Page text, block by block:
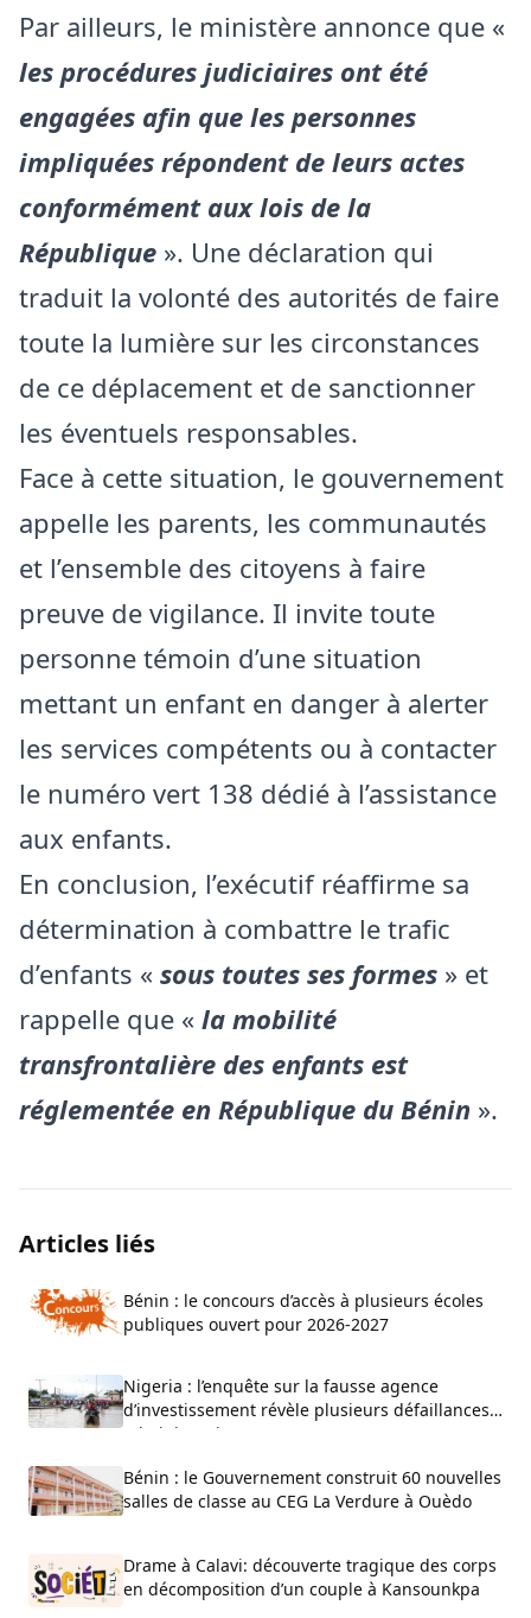
Par ailleurs, le ministère annonce que «
les procédures judiciaires ont été
engagées afin que les personnes
impliquées répondent de leurs actes
conformément aux lois de la
République ». Une déclaration qui
traduit la volonté des autorités de faire
toute la lumière sur les circonstances
de ce déplacement et de sanctionner
les éventuels responsables.
Face à cette situation, le gouvernement
appelle les parents, les communautés
et l’ensemble des citoyens à faire
preuve de vigilance. Il invite toute
personne témoin d’une situation
mettant un enfant en danger à alerter
les services compétents ou à contacter
le numéro vert 138 dédié à l’assistance
aux enfants.
En conclusion, l’exécutif réaffirme sa
détermination à combattre le trafic
d’enfants « sous toutes ses formes » et
rappelle que « la mobilité
transfrontalière des enfants est
réglementée en République du Bénin ».
Articles liés
Bénin : le concours d’accès à plusieurs écoles
publiques ouvert pour 2026-2027
Nigeria : l’enquête sur la fausse agence
d’investissement révèle plusieurs défaillances
administratives
Bénin : le Gouvernement construit 60 nouvelles
salles de classe au CEG La Verdure à Ouèdo
Drame à Calavi: découverte tragique des corps
en décomposition d’un couple à Kansounkpa